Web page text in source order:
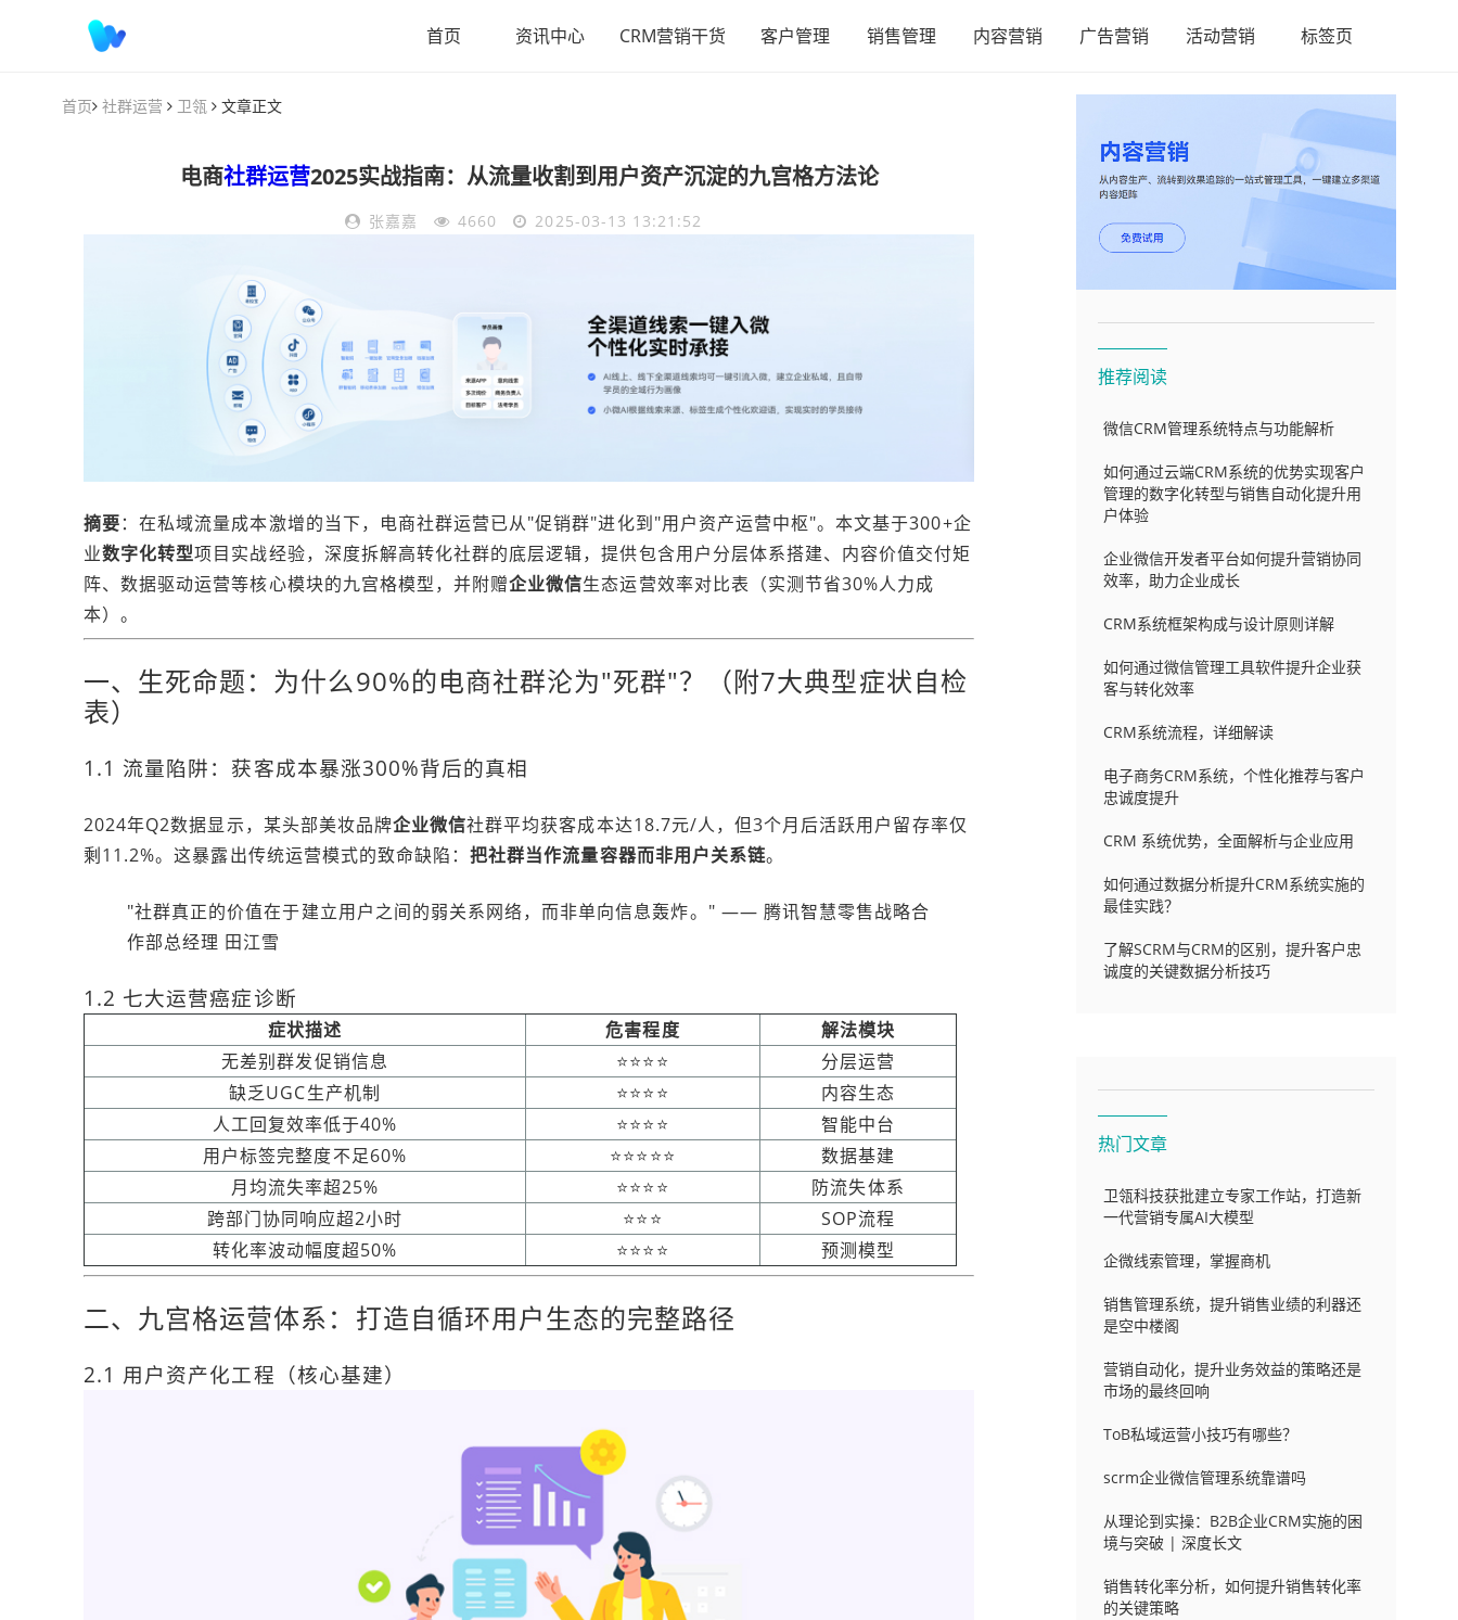
首页 资讯中心 CRM营销干货 客户管理 销售管理 内容营销 广告营销 活动营销 标签页
首页 社群运营 卫瓴 文章正文
电商社群运营2025实战指南：从流量收割到用户资产沉淀的九宫格方法论
张嘉嘉 4660 2025-03-13 13:21:52
摘要：在私域流量成本激增的当下，电商社群运营已从"促销群"进化到"用户资产运营中枢"。本文基于300+企
业数字化转型项目实战经验，深度拆解高转化社群的底层逻辑，提供包含用户分层体系搭建、内容价值交付矩
阵、数据驱动运营等核心模块的九宫格模型，并附赠企业微信生态运营效率对比表（实测节省30%人力成
本）。
一、生死命题：为什么90%的电商社群沦为"死群"？（附7大典型症状自检
表）
1.1 流量陷阱：获客成本暴涨300%背后的真相
2024年Q2数据显示，某头部美妆品牌企业微信社群平均获客成本达18.7元/人，但3个月后活跃用户留存率仅
剩11.2%。这暴露出传统运营模式的致命缺陷：​把社群当作流量容器而非用户关系链。
"社群真正的价值在于建立用户之间的弱关系网络，而非单向信息轰炸。" —— 腾讯智慧零售战略合
作部总经理 田江雪
1.2 七大运营癌症诊断
症状描述 危害程度
解法模块
无差别群发促销信息
⭐⭐⭐⭐
分层运营
缺乏UGC生产机制
⭐⭐⭐⭐
内容生态
人工回复效率低于40%
⭐⭐⭐⭐
智能中台
用户标签完整度不足60%
⭐⭐⭐⭐⭐
数据基建
月均流失率超25%
⭐⭐⭐⭐
防流失体系
跨部门协同响应超2小时
⭐⭐⭐
SOP流程
转化率波动幅度超50%
⭐⭐⭐⭐ 预测模型
二、九宫格运营体系：打造自循环用户生态的完整路径
2.1 用户资产化工程（核心基建）
推荐阅读
微信CRM管理系统特点与功能解析
如何通过云端CRM系统的优势实现客户
管理的数字化转型与销售自动化提升用
户体验
企业微信开发者平台如何提升营销协同
效率，助力企业成长
CRM系统框架构成与设计原则详解
如何通过微信管理工具软件提升企业获
客与转化效率
CRM系统流程，详细解读
电子商务CRM系统，个性化推荐与客户
忠诚度提升
CRM 系统优势，全面解析与企业应用
如何通过数据分析提升CRM系统实施的
最佳实践？
了解SCRM与CRM的区别，提升客户忠
诚度的关键数据分析技巧
热门文章
卫瓴科技获批建立专家工作站，打造新
一代营销专属AI大模型
企微线索管理，掌握商机
销售管理系统，提升销售业绩的利器还
是空中楼阁
营销自动化，提升业务效益的策略还是
市场的最终回响
ToB私域运营小技巧有哪些？
scrm企业微信管理系统靠谱吗
从理论到实操：B2B企业CRM实施的困
境与突破 | 深度长文
销售转化率分析，如何提升销售转化率
的关键策略